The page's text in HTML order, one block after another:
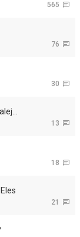
565
76
30
13
18
21